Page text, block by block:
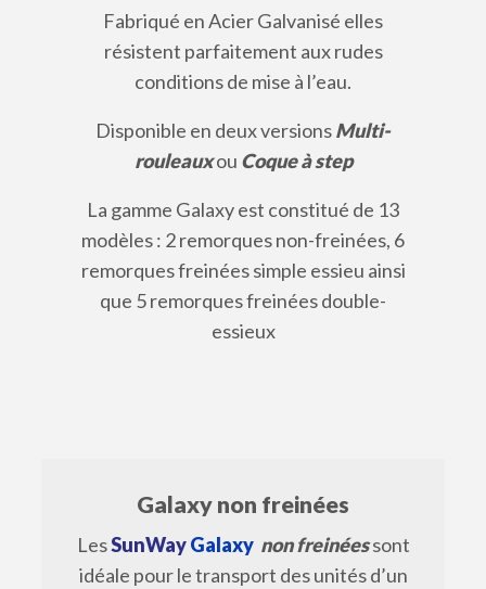
Fabriqué en Acier Galvanisé elles
résistent parfaitement aux rudes
conditions de mise à l’eau.
Disponible en deux versionsMulti-
rouleauxou Coque à step
La gamme Galaxy est constitué de 13
modèles : 2 remorques non-freinées, 6
remorques freinées simple essieu ainsi
que 5 remorques freinées double-
essieux
Galaxy non freinées
LesSunWay Galaxy non freinéessont
idéale pour le transport des unités d’un